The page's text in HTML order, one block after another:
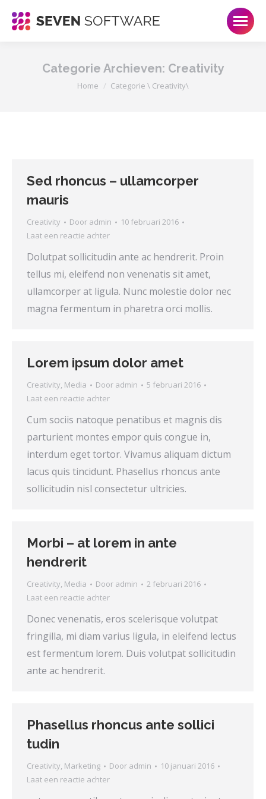
Categorie Archieven: Creativity
Je bent hier:
Home Categorie \ Creativity\
Sed rhoncus – ullamcorper
mauris
Creativity Door admin
10 februari 2016
Laat een reactie achter
Dolutpat sollicitudin ante ac hendrerit. Proin
tellus mi, eleifend non venenatis sit amet,
ullamcorper at ligula. Nunc molestie dolor nec
magna fermentum in pharetra orci mollis.
Lorem ipsum dolor amet
Creativity, Media Door admin
5 februari 2016
Laat een reactie achter
Cum sociis natoque penatibus et magnis dis
parturient montes empor quis congue in,
interdum eget tortor. Vivamus aliquam dictum
lacus quis tincidunt. Phasellus rhoncus ante
sollicitudin nisl consectetur ultricies.
Morbi – at lorem in ante
hendrerit
Creativity, Media Door admin
2 februari 2016
Laat een reactie achter
Donec venenatis, eros scelerisque volutpat
fringilla, mi diam varius ligula, in eleifend lectus
est fermentum lorem. Duis volutpat sollicitudin
ante ac hendrerit.
Phasellus rhoncus ante sollici
tudin
Creativity, Marketing Door admin
10 januari 2016
Laat een reactie achter